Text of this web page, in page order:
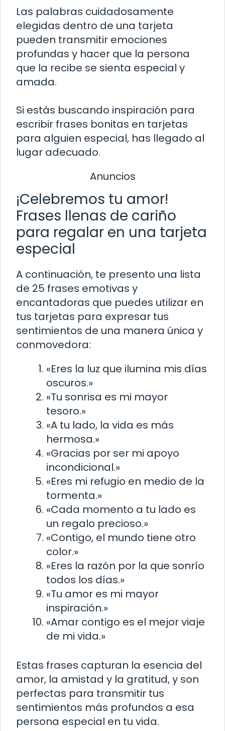
Las palabras cuidadosamente
elegidas dentro de una tarjeta
pueden transmitir emociones
profundas y hacer que la persona
que la recibe se sienta especial y
amada.
Si estás buscando inspiración para
escribir frases bonitas en tarjetas
para alguien especial, has llegado al
lugar adecuado.
Anuncios
¡Celebremos tu amor!
Frases llenas de cariño
para regalar en una tarjeta
especial
A continuación, te presento una lista
de 25 frases emotivas y
encantadoras que puedes utilizar en
tus tarjetas para expresar tus
sentimientos de una manera única y
conmovedora:
«Eres la luz que ilumina mis días
oscuros.»
«Tu sonrisa es mi mayor
tesoro.»
«A tu lado, la vida es más
hermosa.»
«Gracias por ser mi apoyo
incondicional.»
«Eres mi refugio en medio de la
tormenta.»
«Cada momento a tu lado es
un regalo precioso.»
«Contigo, el mundo tiene otro
color.»
«Eres la razón por la que sonrío
todos los días.»
«Tu amor es mi mayor
inspiración.»
«Amar contigo es el mejor viaje
de mi vida.»
Estas frases capturan la esencia del
amor, la amistad y la gratitud, y son
perfectas para transmitir tus
sentimientos más profundos a esa
persona especial en tu vida.